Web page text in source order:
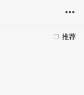
推荐